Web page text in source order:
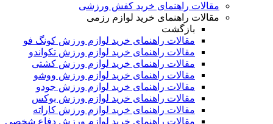
مقالات راهنمای خرید کفش ورزشی
مقالات راهنمای خرید لوازم رزمی
بازگشت
مقالات راهنمای خرید لوازم ورزش کونگ فو
مقالات راهنمای خرید لوازم ورزش تکواندو
مقالات راهنمای خرید لوازم ورزش کشتی
مقالات راهنمای خرید لوازم ورزش ووشو
مقالات راهنمای خرید لوازم ورزش جودو
مقالات راهنمای خرید لوازم ورزش بوکس
مقالات راهنمای خرید لوازم ورزش کاراته
مقالات راهنمای خرید لوازم ورزش دفاع شخصی